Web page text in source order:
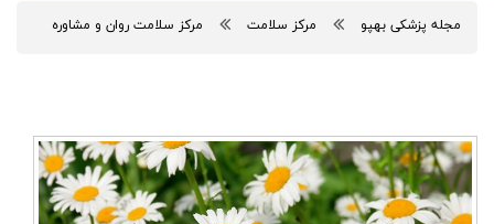
مجله پزشکی بهپو مرکز سلامت مرکز سلامت روان و مشاوره